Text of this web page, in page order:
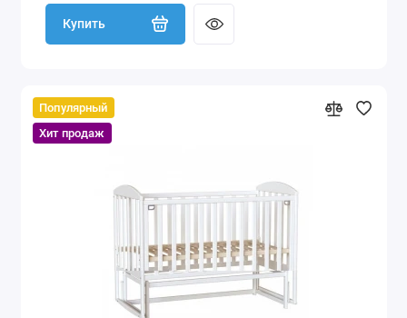
Купить
Популярный
Хит продаж